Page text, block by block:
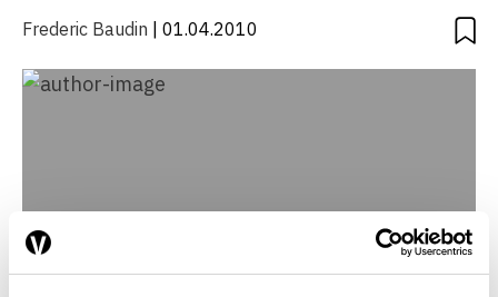
Frederic Baudin | 01.04.2010